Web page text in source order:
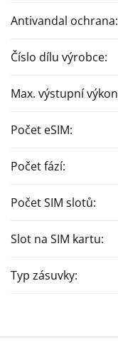
Antivandal ochrana:
Číslo dílu výrobce:
Max. výstupní výkon
Počet eSIM:
Počet fází:
Počet SIM slotů:
Slot na SIM kartu:
Typ zásuvky: